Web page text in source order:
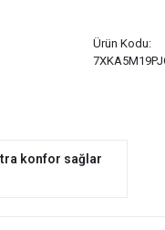
Ürün Kodu:
konfor sağlar